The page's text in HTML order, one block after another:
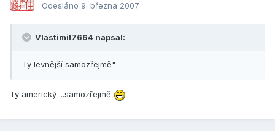
Odesláno 9. března 2007
Vlastimil7664 napsal:
Ty levnější samozřejmě"
Ty americký ...samozřejmě